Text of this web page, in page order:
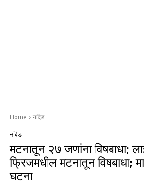
Home नांदेड
नांदेड
मटनातून २७ जणांना विषबाधा;
फ्रिजमधील मटनातून विषबाधा;
घटना